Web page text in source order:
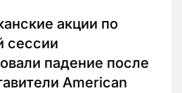
акции по
сессии
падение после
American